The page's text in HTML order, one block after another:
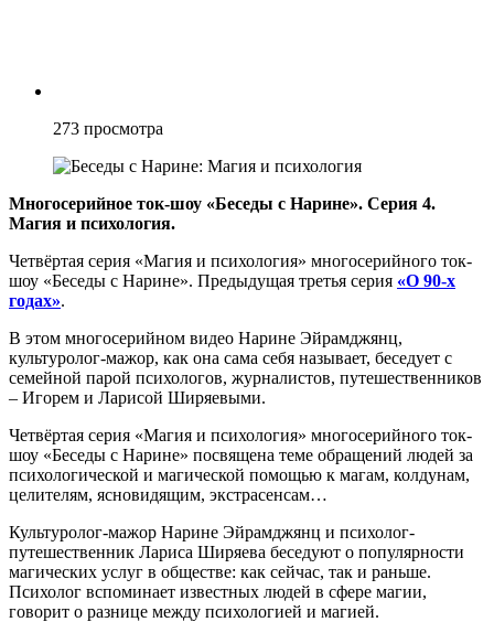
273 просмотра
Многосерийное ток-шоу «Беседы с Нарине». Серия 4.
Магия и психология.
Четвёртая серия «Магия и психология» многосерийного ток-
шоу «Беседы с Нарине». Предыдущая третья серия «О 90-х
годах».
В этом многосерийном видео Нарине Эйрамджянц,
культуролог-мажор, как она сама себя называет, беседует с
семейной парой психологов, журналистов, путешественников
– Игорем и Ларисой Ширяевыми.
Четвёртая серия «Магия и психология» многосерийного ток-
шоу «Беседы с Нарине» посвящена теме обращений людей за
психологической и магической помощью к магам, колдунам,
целителям, ясновидящим, экстрасенсам…
Культуролог-мажор Нарине Эйрамджянц и психолог-
путешественник Лариса Ширяева беседуют о популярности
магических услуг в обществе: как сейчас, так и раньше.
Психолог вспоминает известных людей в сфере магии,
говорит о разнице между психологией и магией.